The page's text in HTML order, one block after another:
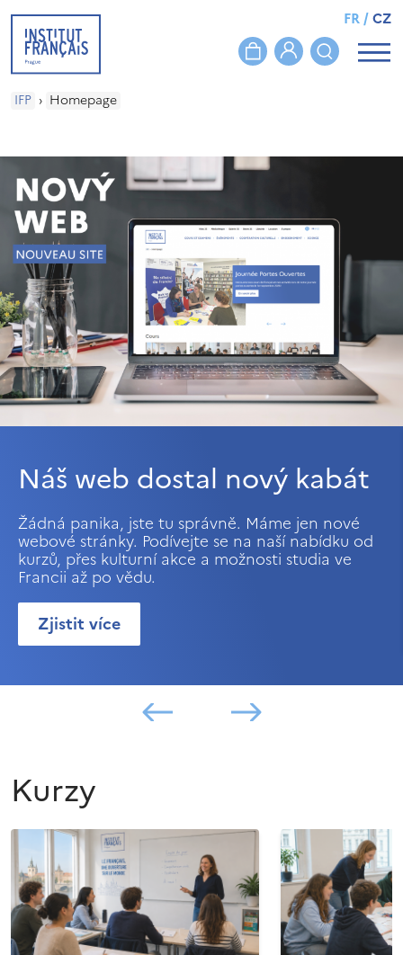
FR/CZ
IFP › Homepage
Náš web dostal nový kabát
Žádná panika, jste tu správně. Máme jen nové
webové stránky. Podívejte se na naší nabídku od
kurzů, přes kulturní akce a možnosti studia ve
Francii až po vědu.
Zjistit více
Kurzy